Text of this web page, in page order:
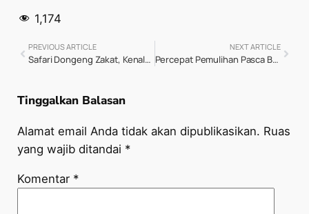
1,174
PREVIOUS ARTICLE
Safari Dongeng Zakat, Kenalkan Zakat Sejak Dini
NEXT ARTICLE
Percepat Pemulihan Pasca Bencana Demak, PT PLN Indonesia Power Adipala dan Lazismu CilacapGelar Pelatihan Pembuatan Abon Tuna
Tinggalkan Balasan
Alamat email Anda tidak akan dipublikasikan. Ruas
yang wajib ditandai *
Komentar *